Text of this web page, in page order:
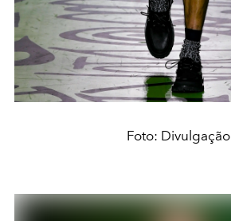
Foto: Divulgação